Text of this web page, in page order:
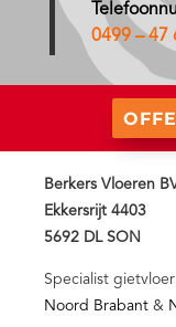
0499 – 47
Berkers Vloeren
Ekkersrijt 4403
5692 DL SON
Specialist
Noord Brabant &